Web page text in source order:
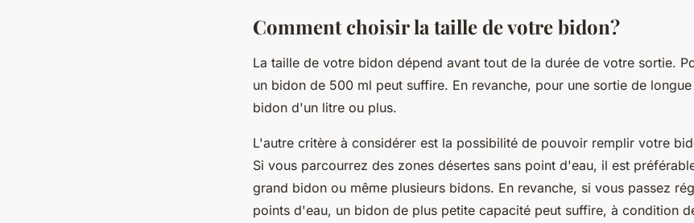
Comment choisir la taille de votre bidon?
La taille de votre bidon dépend avant tout de la durée de votre sortie.
un bidon de 500 ml peut suffire. En revanche, pour une sortie de
bidon d'un litre ou plus.
L'autre critère à considérer est la possibilité de pouvoir remplir votre
Si vous parcourrez des zones désertes sans point d'eau, il est
grand bidon ou même plusieurs bidons. En revanche, si vous passez
points d'eau, un bidon de plus petite capacité peut suffire, à condition